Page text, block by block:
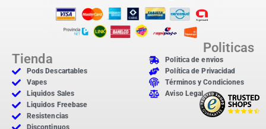
Tienda
Pods Descartables
Vapes
Liquidos Sales
Liquidos Freebase
Resistencias
Discontinuos
Politicas
Politica de envios
Política de Privacidad
Términos y Condiciones
Aviso Legal